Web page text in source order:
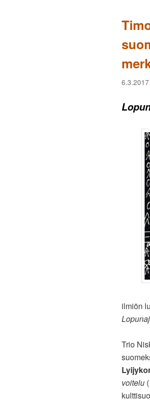
6.3.2017
ilmiön
Trio
voitelu